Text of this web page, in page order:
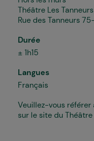
Théâtre Les Tanneurs
Rue des Tanneurs
Durée
± 1h15
Langues
Français
Veuillez-vous
sur le site du Théâtre